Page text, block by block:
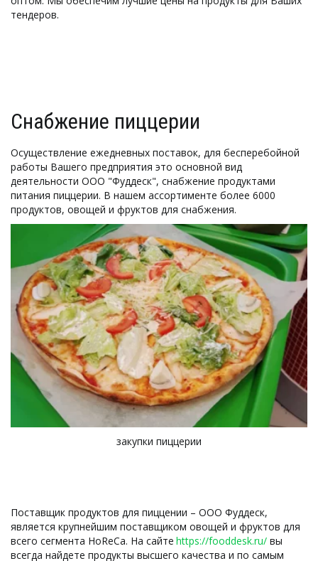
тендеров.
Снабжение пиццерии
Осуществление ежедневных поставок, для бесперебойной
работы Вашего предприятия это основной вид
деятельности ООО "Фуддеск", снабжение продуктами
питания пиццерии. В нашем ассортименте более 6000
продуктов, овощей и фруктов для снабжения.
закупки пиццерии
Поставщик продуктов для пиццении – ООО Фуддеск,
является крупнейшим поставщиком овощей и фруктов для
всего сегмента HoReCa. На сайте https://fooddesk.ru/ вы
всегда найдете продукты высшего качества и по самым